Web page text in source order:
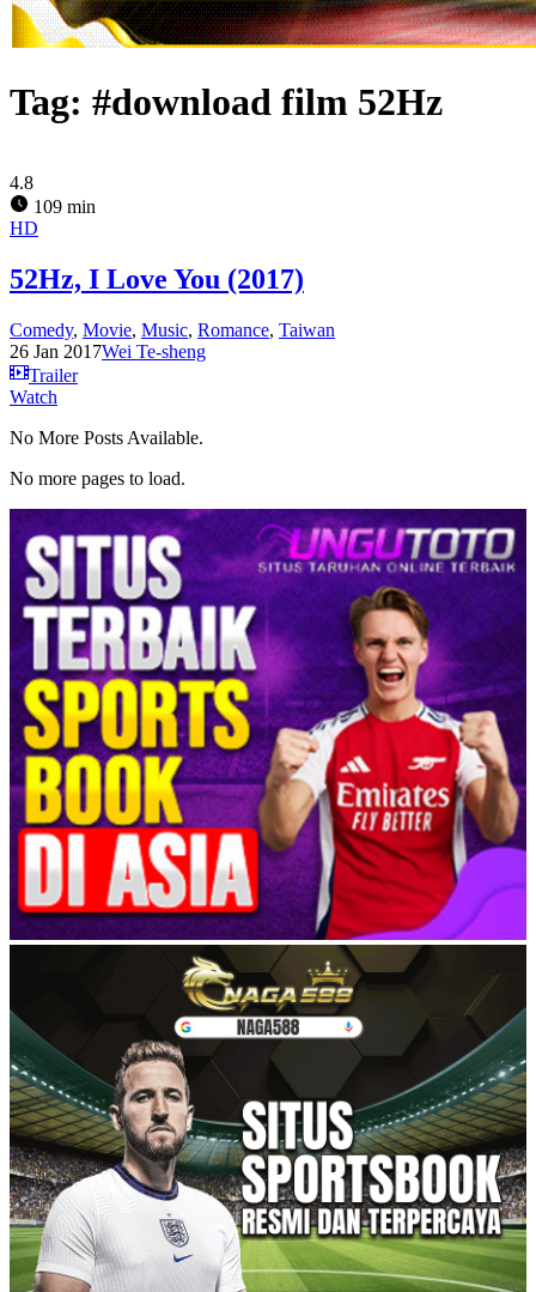
Tag: #download film 52Hz
4.8
109 min
HD
52Hz, I Love You (2017)
Comedy, Movie, Music, Romance, Taiwan
26 Jan 2017Wei Te-sheng
Trailer
Watch
No More Posts Available.
No more pages to load.